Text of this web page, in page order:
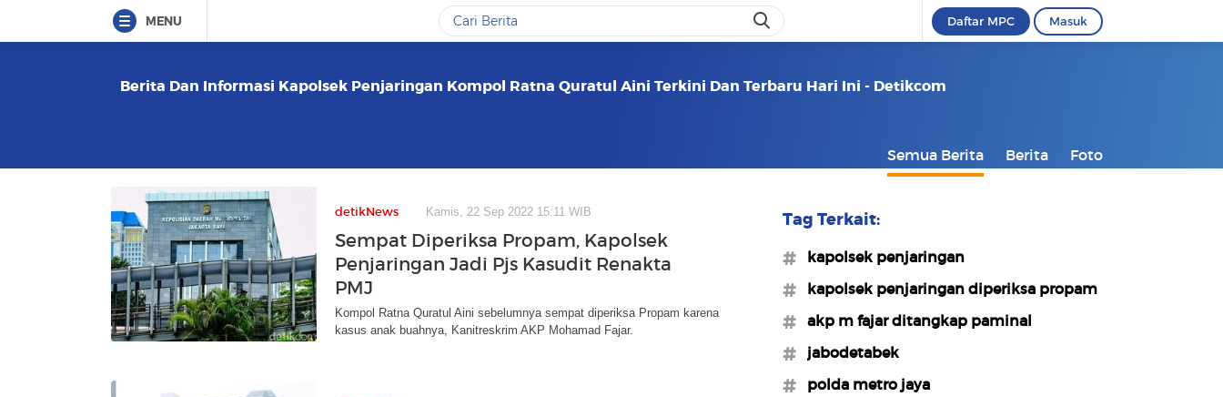
MENU Daftar MPC Masuk
Berita Dan Informasi Kapolsek Penjaringan Kompol Ratna Quratul Aini Terkini Dan Terbaru Hari Ini - Detikcom
Semua Berita Berita Foto
detikNews Kamis, 22 Sep 2022 15:11 WIB
Sempat Diperiksa Propam, Kapolsek
Penjaringan Jadi Pjs Kasudit Renakta
PMJ
Kompol Ratna Quratul Aini sebelumnya sempat diperiksa Propam karena
kasus anak buahnya, Kanitreskrim AKP Mohamad Fajar.
Tag Terkait:
#kapolsek penjaringan
#kapolsek penjaringan diperiksa propam
#akp m fajar ditangkap paminal
#jabodetabek
#polda metro jaya